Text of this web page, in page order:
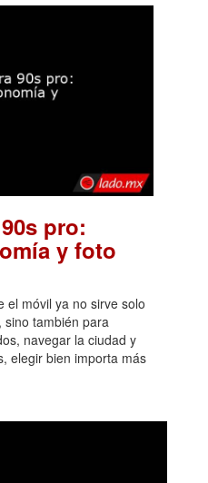
pro:
y foto
el móvil ya no sirve solo
sino también para
navegar la ciudad y
elegir bien importa más